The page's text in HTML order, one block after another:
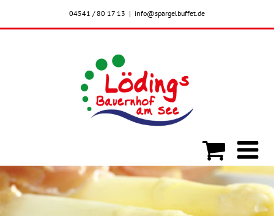
content
04541 / 80 17 13 | info@spargelbuffet.de